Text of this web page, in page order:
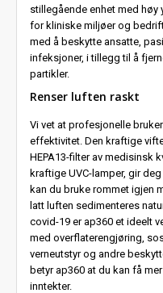
stillegående enhet med
for kliniske miljøer og
med å beskytte ansatte,
infeksjoner, i tillegg til å
partikler.
Renser luften raskt
Vi vet at profesjonelle
effektivitet. Den kraftige
HEPA13-filter av medisinsk
kraftige UVC-lamper, gir
kan du bruke rommet igjen
latt luften sedimenteres
covid-19 er ap360 et ideelt
med overflaterengjøring,
verneutstyr og andre
betyr ap360 at du kan få
inntekter.